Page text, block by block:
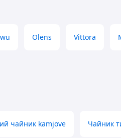
Olens Vittora
чайник kamjove Чайник